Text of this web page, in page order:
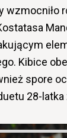
wzmocniło
Kibice
spore
28-latka